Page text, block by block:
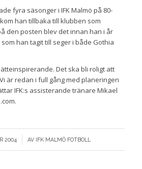
fyra säsonger i IFK Malmö på 80-
han tillbaka till klubben som
den posten blev det innan han i år
han tagit till seger i både Gothia
Det ska bli roligt att
är redan i full gång med planeringen
IFK:s assisterande tränare Mikael
2004 AV IFK MALMÖ FOTBOLL